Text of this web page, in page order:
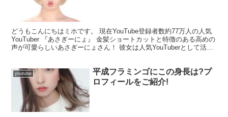
どうもこんにちはミホです。 現在YouTube登録者数約77万人の人気
YouTuber 『あさぎーにょ』 金髪ショートカットと特徴のある高めの
声が可愛らしいあさぎーにょさん！ 彼女は人気YouTuberとして活躍
youtube
平成フラミンゴにこの身長は?プ
ロフィールをご紹介!